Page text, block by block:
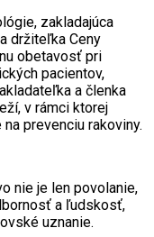
zakladajúca
držiteľka Ceny
obetavosť pri
pacientov,
a členka
v rámci ktorej
prevenciu rakoviny.
nie je len povolanie,
a ľudskosť,
uznanie.